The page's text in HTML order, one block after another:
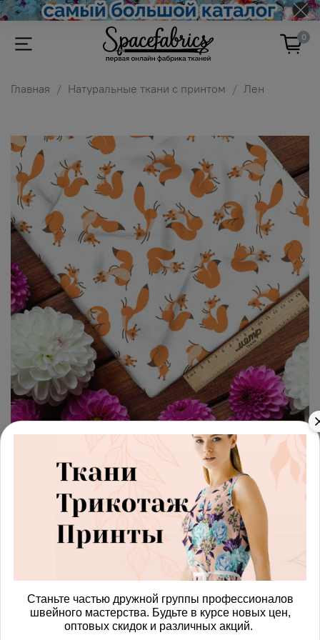
0
Главная Натуральные ткани с принтом Лен
(0) арт. 4287227_linen
Ткань лен игривые лисята
Получить доступ к оптовым ценам
1180.00 руб
В корзину
Изменить масштаб
Станьте частью дружной группы профессионалов
швейного мастерства. Будьте в курсе новых цен,
оптовых скидок и различных акций.